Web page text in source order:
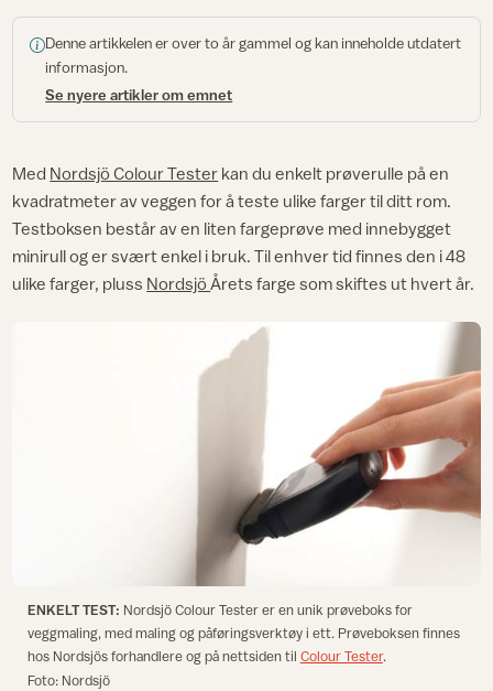
Denne artikkelen er over to år gammel og kan inneholde utdatert
informasjon.
Se nyere artikler om emnet
Med Nordsjö Colour Tester kan du enkelt prøverulle på en
kvadratmeter av veggen for å teste ulike farger til ditt rom.
Testboksen består av en liten fargeprøve med innebygget
minirull og er svært enkel i bruk. Til enhver tid finnes den i 48
ulike farger, pluss NordsjöÅrets farge som skiftes ut hvert år.
ENKELT TEST: Nordsjö Colour Tester er en unik prøveboks for
veggmaling, med maling og påføringsverktøy i ett. Prøveboksen finnes
hos Nordsjös forhandlere og på nettsiden til Colour Tester.
Foto: Nordsjö